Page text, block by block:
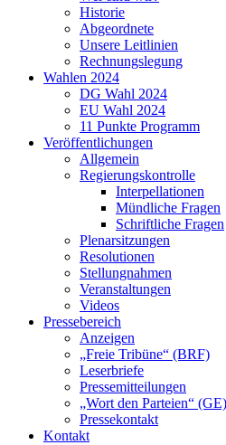
Historie
Abgeordnete
Unsere Leitlinien
Rechnungslegung
Wahlen 2024
DG Wahl 2024
EU Wahl 2024
11 Punkte Programm
Veröffentlichungen
Allgemein
Regierungskontrolle
Interpellationen
Mündliche Fragen
Schriftliche Fragen
Plenarsitzungen
Resolutionen
Stellungnahmen
Veranstaltungen
Videos
Pressebereich
Anzeigen
„Freie Tribüne“ (BRF)
Leserbriefe
Pressemitteilungen
„Wort den Parteien“ (GE)
Pressekontakt
Kontakt